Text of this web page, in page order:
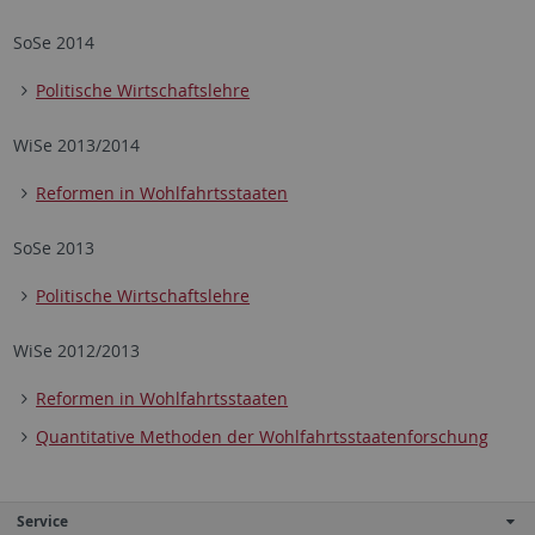
SoSe 2014
Politische Wirtschaftslehre
WiSe 2013/2014
Reformen in Wohlfahrtsstaaten
SoSe 2013
Politische Wirtschaftslehre
WiSe 2012/2013
Reformen in Wohlfahrtsstaaten
Quantitative Methoden der Wohlfahrtsstaatenforschung
Service